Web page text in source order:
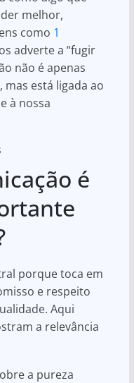
melhor,
como 1
adverte a “fugir
não é apenas
está ligada ao
à nossa
é
porque toca em
e respeito
Aqui
a relevância
a pureza